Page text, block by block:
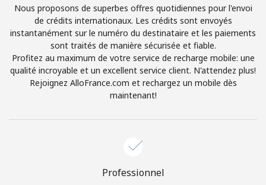
8 caractères minimum
Une lettre majuscule et une lettre minuscule
Un numéro
Un caractère spécial
Conditions générales.
Nous proposons de superbes offres quotidiennes pour l'envoi
de crédits internationaux. Les crédits sont envoyés
instantanément sur le numéro du destinataire et les paiements
sont traités de manière sécurisée et fiable.
Profitez au maximum de votre service de recharge mobile: une
qualité incroyable et un excellent service client. N'attendez plus!
Rejoignez AlloFrance.com et rechargez un mobile dès
maintenant!
Professionnel